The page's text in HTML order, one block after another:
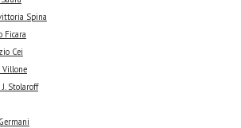
Spina
Ficara
Cei
Villone
Stolaroff